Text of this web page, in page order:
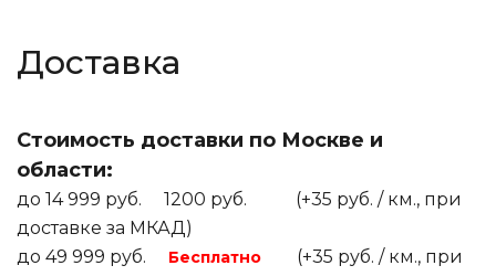
Доставка
Стоимость доставки по Москве и
области:
до 14 999 руб. 1200 руб. (+35 руб. / км., при
доставке за МКАД)
до 49 999 руб.
Бесплатно
(+35 руб. / км., при